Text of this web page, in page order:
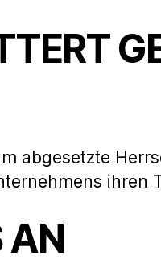
abgesetzte
ihren
AN